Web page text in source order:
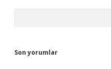
Son yorumlar